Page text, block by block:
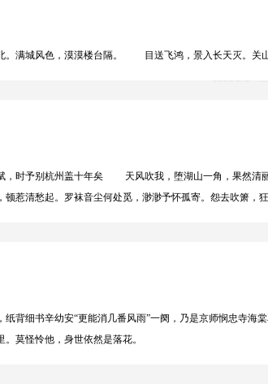
满城风色，漠漠楼台隔。 目送飞鸿，景入长天灭。关山
时予别杭州盖十年矣 天风吹我，堕湖山一角，果然清丽
清愁起。罗袜音尘何处觅，渺渺予怀孤寄。怨去吹箫，狂
背细书辛幼安“更能消几番风雨”一阕，乃是京师悯忠寺
莫怪怜他，身世依然是落花。